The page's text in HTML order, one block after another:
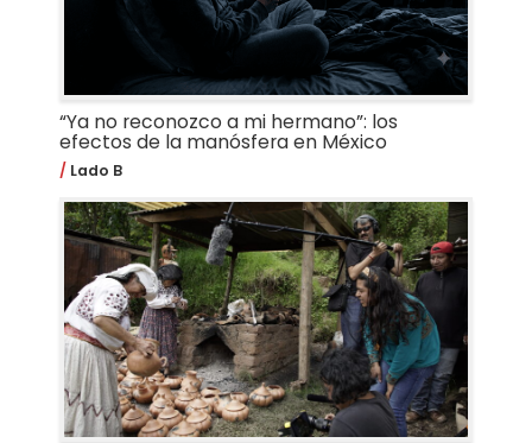
“Ya no reconozco a mi hermano”: los
efectos de la manósfera en México
Lado B